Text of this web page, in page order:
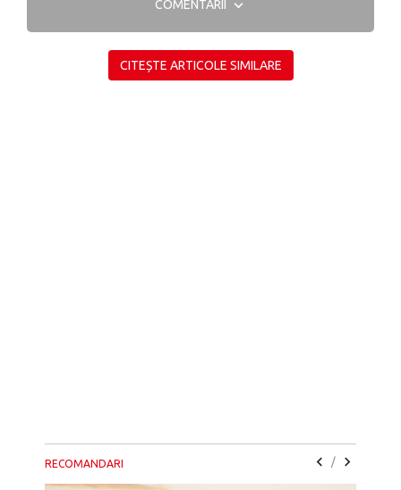
COMENTARII
CITEȘTE ARTICOLE SIMILARE
RECOMANDARI /